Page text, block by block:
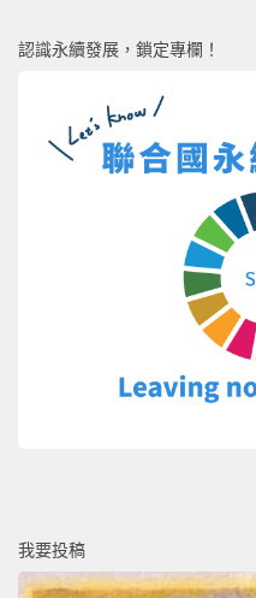
認識永續發展，鎖定專欄！
我要投稿